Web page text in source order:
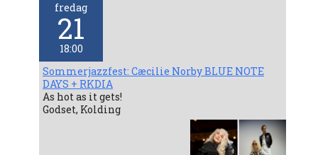
fredag
21
18:00
Sommerjazzfest: Cæcilie Norby BLUE NOTE
DAYS + RKDIA
As hot as it gets!
Godset, Kolding